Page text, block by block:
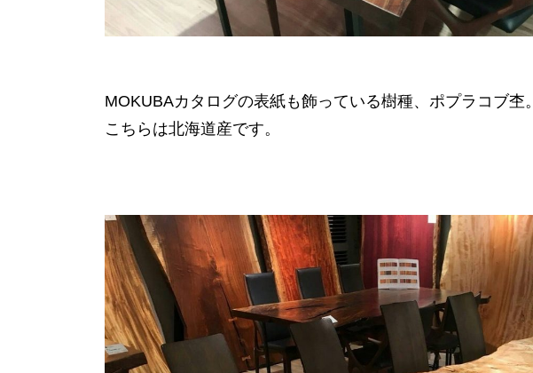
MOKUBAカタログの表紙も飾っている樹種、ポプラコブ杢。
こちらは北海道産です。